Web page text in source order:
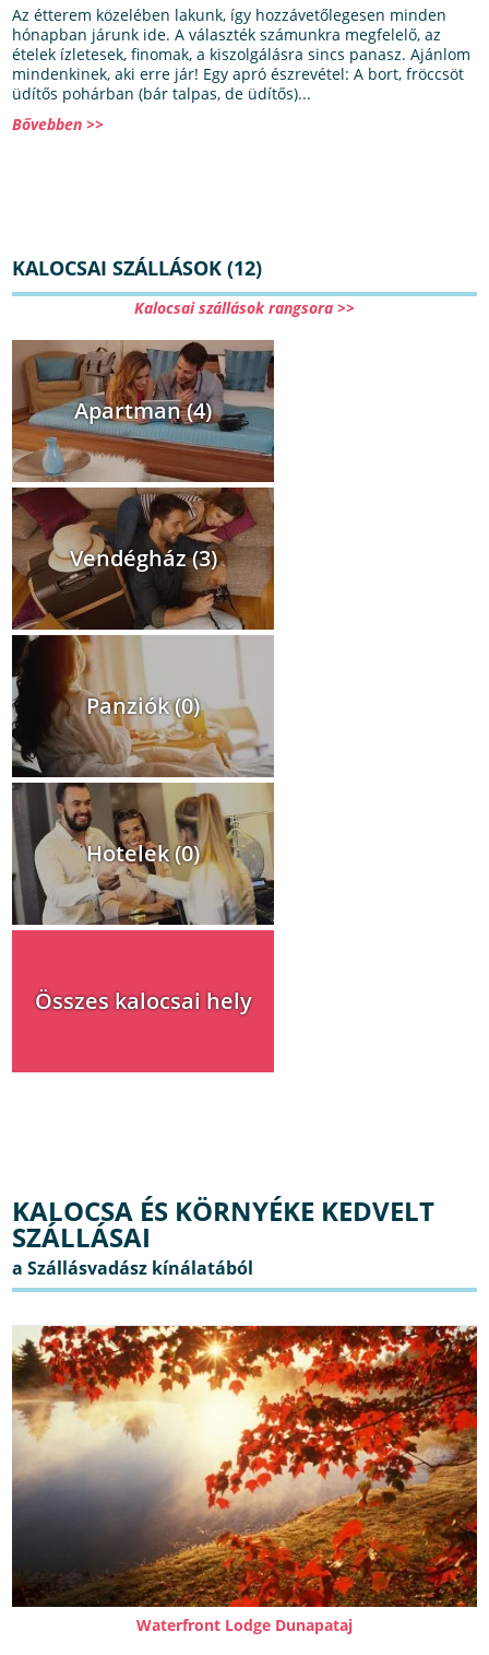
Az étterem közelében lakunk, így hozzávetőlegesen minden
hónapban járunk ide. A választék számunkra megfelelő, az
ételek ízletesek, finomak, a kiszolgálásra sincs panasz. Ajánlom
mindenkinek, aki erre jár! Egy apró észrevétel: A bort, fröccsöt
üdítős pohárban (bár talpas, de üdítős)...
Bővebben >>
KALOCSAI SZÁLLÁSOK (12)
Kalocsai szállások rangsora >>
Apartman (4)
Vendégház (3)
Panziók (0)
Hotelek (0)
Összes kalocsai hely
KALOCSA ÉS KÖRNYÉKE KEDVELT
SZÁLLÁSAI
Waterfront Lodge Dunapataj